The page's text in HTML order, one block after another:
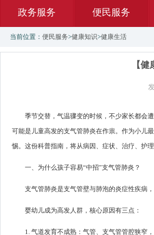
政务服务 便民服务
当前位置： 便民服务>健康知识>健康生活
【
季节交替，气温骤变的时候，不少家长都会
可能是儿童高发的支气管肺炎在作祟。作为小儿
惕。这份科普指南，将从病因、症状、治疗、护
一、为什么孩子容易“中招”支气管肺炎？
支气管肺炎是支气管壁与肺泡的炎症性疾病
婴幼儿成为高发人群，核心原因有三点：
1. 气道发育不成熟：气管、支气管管腔狭窄